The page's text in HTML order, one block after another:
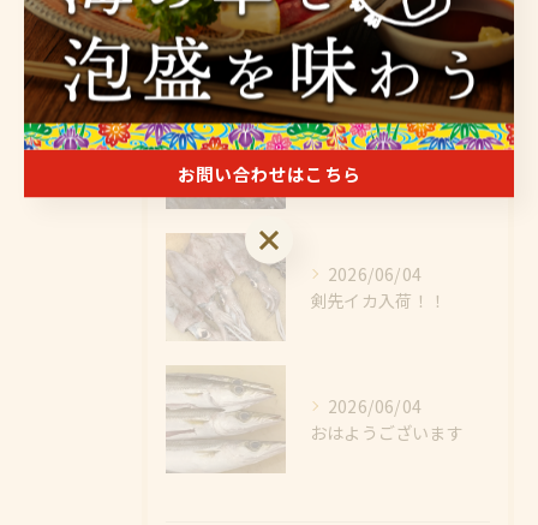
最近の投稿 Recent Posts
2026/06/05
おはようございます
2026/06/04
剣先イカ入荷！！
2026/06/04
おはようございます
お問い合わせはこちら
お問い合わせはこちら